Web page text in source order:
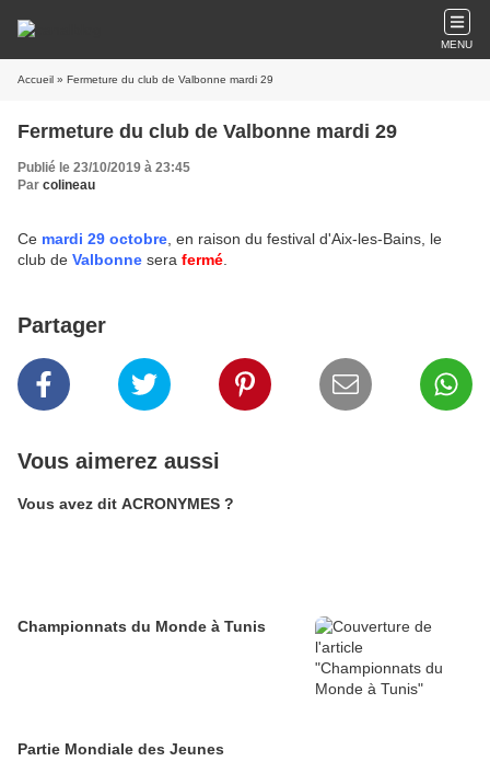
MENU
Accueil » Fermeture du club de Valbonne mardi 29
Fermeture du club de Valbonne mardi 29
Publié le 23/10/2019 à 23:45
Par colineau
Ce mardi 29 octobre , en raison du festival d'Aix-les-Bains, le
club de Valbonne sera fermé
Partager
Vous aimerez aussi
Vous avez dit ACRONYMES ?
Championnats du Monde à Tunis
Partie Mondiale des Jeunes